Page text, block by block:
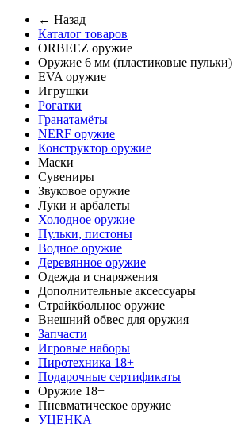
← Назад
Каталог товаров
ORBEEZ оружие
Оружие 6 мм (пластиковые пульки)
EVA оружие
Игрушки
Рогатки
Гранатамёты
NERF оружие
Конструктор оружие
Маски
Сувениры
Звуковое оружие
Луки и арбалеты
Холодное оружие
Пульки, пистоны
Водное оружие
Деревянное оружие
Одежда и снаряжения
Дополнительные аксессуары
Страйкбольное оружие
Внешний обвес для оружия
Запчасти
Игровые наборы
Пиротехника 18+
Подарочные сертификаты
Оружие 18+
Пневматическое оружие
УЦЕНКА